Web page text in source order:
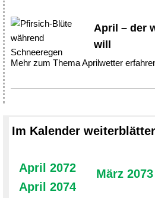
April – der
will
Mehr zum Thema Aprilwetter
Im Kalender
April 2072
April 2074
März 2073